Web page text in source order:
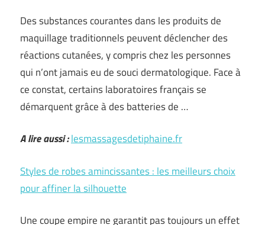
Des substances courantes dans les produits de
maquillage traditionnels peuvent déclencher des
réactions cutanées, y compris chez les personnes
qui n’ont jamais eu de souci dermatologique. Face à
ce constat, certains laboratoires français se
démarquent grâce à des batteries de …
A lire aussi :lesmassagesdetiphaine.fr
Styles de robes amincissantes : les meilleurs choix
pour affiner la silhouette
Une coupe empire ne garantit pas toujours un effet